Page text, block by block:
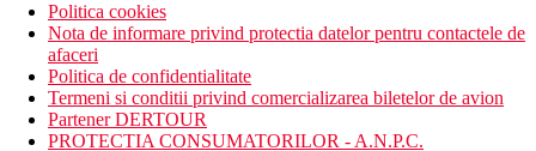
Politica cookies
Nota de informare privind protectia datelor pentru contactele de
afaceri
Politica de confidentialitate
Termeni si conditii privind comercializarea biletelor de avion
Partener DERTOUR
PROTECTIA CONSUMATORILOR - A.N.P.C.